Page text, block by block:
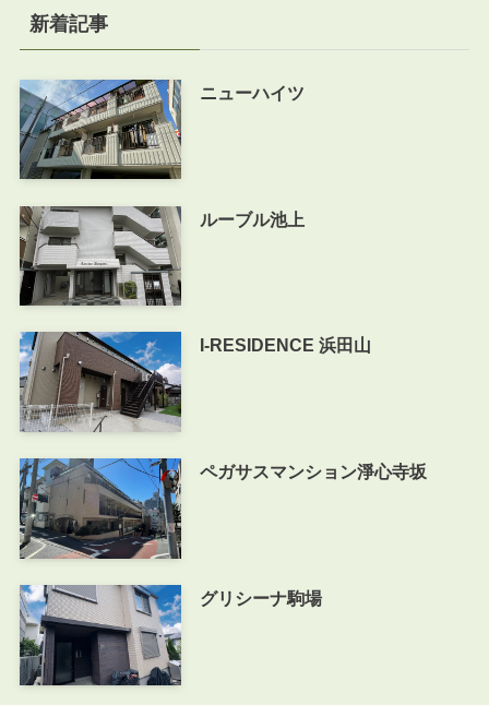
新着記事
ニューハイツ
ルーブル池上
I-RESIDENCE 浜田山
ペガサスマンション淨心寺坂
グリシーナ駒場